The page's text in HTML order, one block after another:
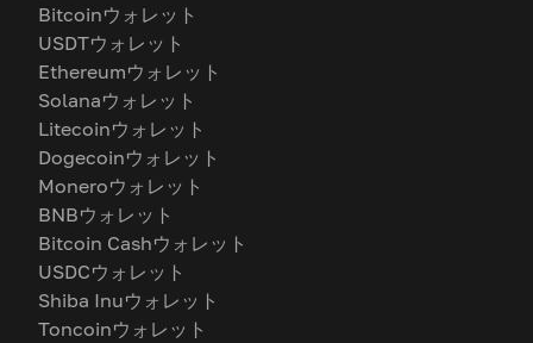
Bitcoinウォレット
USDTウォレット
Ethereumウォレット
Solanaウォレット
Litecoinウォレット
Dogecoinウォレット
Moneroウォレット
BNBウォレット
Bitcoin Cashウォレット
USDCウォレット
Shiba Inuウォレット
Toncoinウォレット